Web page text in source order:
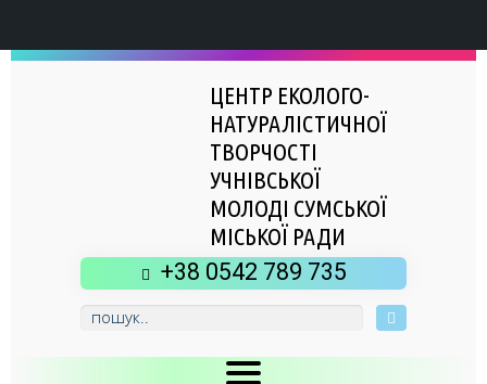
ЦЕНТР ЕКОЛОГО-
НАТУРАЛІСТИЧНОЇ
ТВОРЧОСТІ
УЧНІВСЬКОЇ
МОЛОДІ СУМСЬКОЇ
МІСЬКОЇ РАДИ
+38 0542 789 735